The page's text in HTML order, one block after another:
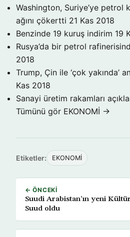
Washington, Suriye’ye petrol
ağını çökertti 21 Kas 2018
Benzinde 19 kuruş indirim 19
Rusya’da bir petrol
2018
Trump, Çin ile ‘çok yakında’
Kas 2018
Sanayi üretim rakamları
Tümünü gör EKONOMİ →
Etiketler: EKONOMİ
← ÖNCEKI
Suudi Arabistan’ın yeni
Suud oldu